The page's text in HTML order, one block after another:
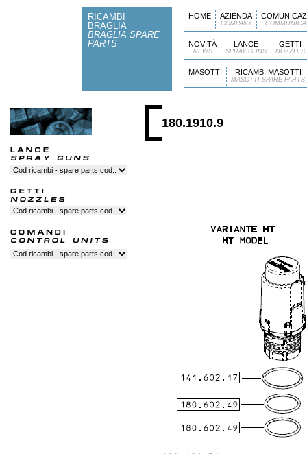
RICAMBI
BRAGLIA
BRAGLIA SPARE
PARTS
HOME AZIENDA
COMPANY
NOVITÀ
NEWS
LANCE
SPRAY GUNS
GETTI
NOZZLES
MASOTTI RICAMBI MASOTTI
MASOTTI SPARE PARTS
180.1910.9